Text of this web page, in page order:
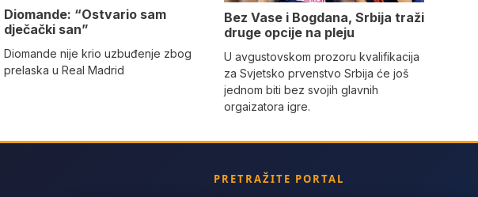
Diomande: “Ostvario sam
dječački san”
Diomande nije krio uzbuđenje zbog
prelaska u Real Madrid
Bez Vase i Bogdana, Srbija traži
druge opcije na pleju
U avgustovskom prozoru kvalifikacija
za Svjetsko prvenstvo Srbija će još
jednom biti bez svojih glavnih
orgaizatora igre.
PRETRAŽITE PORTAL